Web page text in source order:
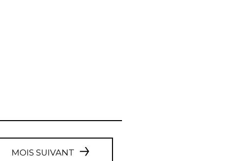
MOIS SUIVANT